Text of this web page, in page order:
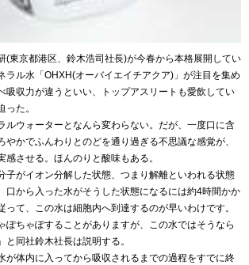
(東京都港区、鈴木浩司社長)が今春から本格展開してい
ラル水「OHXH(オーバイエイチアクア)」が注目を集め
吸収力が違うといい、トップアスリートも愛飲してい
った。
ルウォーターとなんら変わらない。だが、一度口に含
やかでふんわりとのどを通り過ぎる不思議な感覚が、
感させる。ほんのりと酸味もある。
子がイオン分解した状態、つまり解離といわれる状態
口から入った水がそうした状態になるには約4時間かか
って、この水は細胞内へ到達するのが早いわけです。
ぽちゃぽすることがありますが、この水ではそうなら
同社鈴木社長は説明する。
が体内に入ってから吸収されるまでの過程をすでに終